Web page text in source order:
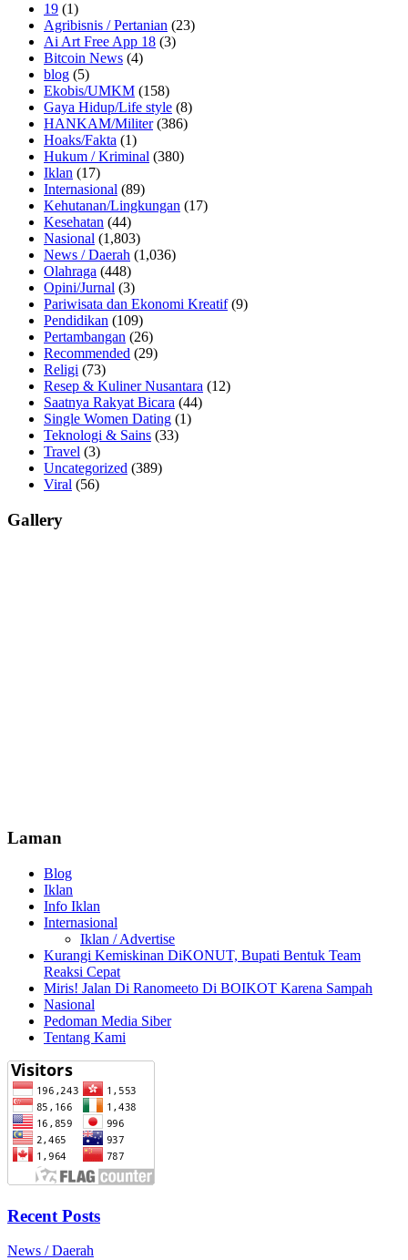
19 (1)
Agribisnis / Pertanian (23)
Ai Art Free App 18 (3)
Bitcoin News (4)
blog (5)
Ekobis/UMKM (158)
Gaya Hidup/Life style (8)
HANKAM/Militer(386)
Hoaks/Fakta (1)
Hukum / Kriminal (380)
Iklan (17)
Internasional (89)
Kehutanan/Lingkungan (17)
Kesehatan (44)
Nasional (1,803)
News / Daerah (1,036)
Olahraga (448)
Opini/Jurnal (3)
Pariwisata dan Ekonomi Kreatif(9)
Pendidikan (109)
Pertambangan (26)
Recommended (29)
Religi (73)
Resep & Kuliner Nusantara (12)
Saatnya Rakyat Bicara (44)
Single Women Dating (1)
Teknologi & Sains (33)
Travel (3)
Uncategorized (389)
Viral (56)
Gallery
Laman
Blog
Iklan
Info Iklan
Internasional
Iklan / Advertise
Kurangi Kemiskinan DiKONUT, Bupati Bentuk Team
Reaksi Cepat
Miris! Jalan Di Ranomeeto Di BOIKOT Karena Sampah
Nasional
Pedoman Media Siber
Tentang Kami
Recent Posts
News / Daerah